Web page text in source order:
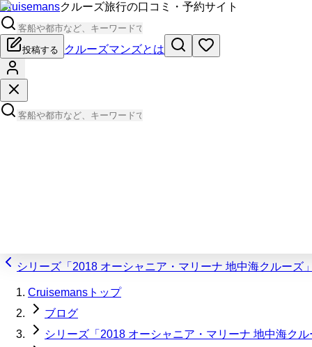
Cruisemansクルーズ旅行の口コミ・予約サイト
投稿する クルーズマンズとは
シリーズ「2018 オーシャニア・マリーナ 地中海クルーズ
Cruisemansトップ
ブログ
シリーズ「2018 オーシャニア・マリーナ 地中海クル